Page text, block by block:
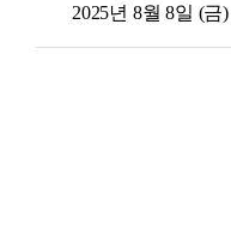
2025년 8월 8일 (금)